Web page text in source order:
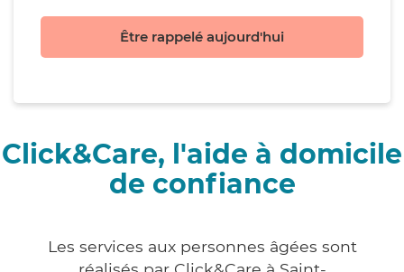
Être rappelé aujourd'hui
Click&Care, l'aide à domicile
de confiance
Les services aux personnes âgées sont